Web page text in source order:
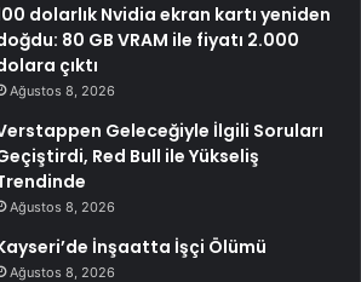
dolarlık Nvidia ekran kartı yeniden
80 GB VRAM ile fiyatı 2.000
çıktı
Ağustos 8, 2026
Geleceğiyle İlgili Soruları
Red Bull ile Yükseliş
Ağustos 8, 2026
İnşaatta İşçi Ölümü
Ağustos 8, 2026